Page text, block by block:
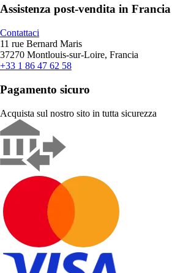
Assistenza post-vendita in Francia
Contattaci
11 rue Bernard Maris
37270 Montlouis-sur-Loire, Francia
+33 1 86 47 62 58
Pagamento sicuro
Acquista sul nostro sito in tutta sicurezza